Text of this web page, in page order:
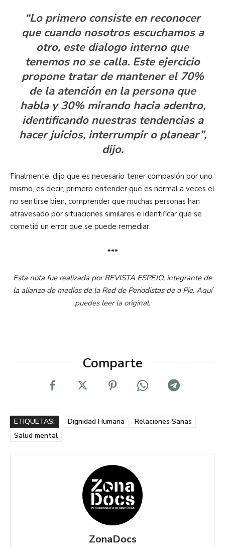
“Lo primero consiste en reconocer
que cuando nosotros escuchamos a
otro, este dialogo interno que
tenemos no se calla. Este ejercicio
propone tratar de mantener el 70%
de la atención en la persona que
habla y 30% mirando hacia adentro,
identificando nuestras tendencias a
hacer juicios, interrumpir o planear”,
dijo.
Finalmente, dijo que es necesario tener compasión por uno
mismo, es decir, primero entender que es normal a veces el
no sentirse bien, comprender que muchas personas han
atravesado por situaciones similares e identificar que se
cometió un error que se puede remediar.
***
Esta nota fue realizada por REVISTA ESPEJO, integrante de
la alianza de medios de la Red de Periodistas de a Pie. Aquí
puedes leer la original.
Comparte
ETIQUETAS: Dignidad Humana
Relaciones Sanas
Salud mental
ZonaDocs